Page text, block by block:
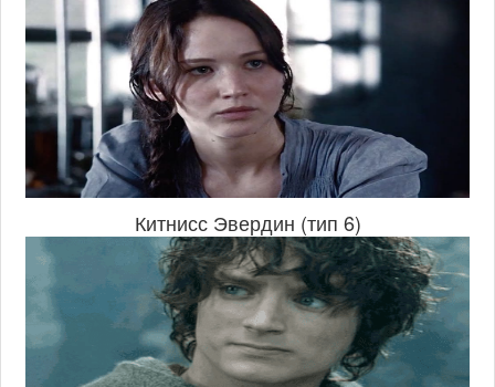
Китнисс Эвердин (тип 6)